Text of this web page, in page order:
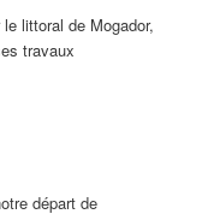
littoral de Mogador,
travaux
départ de